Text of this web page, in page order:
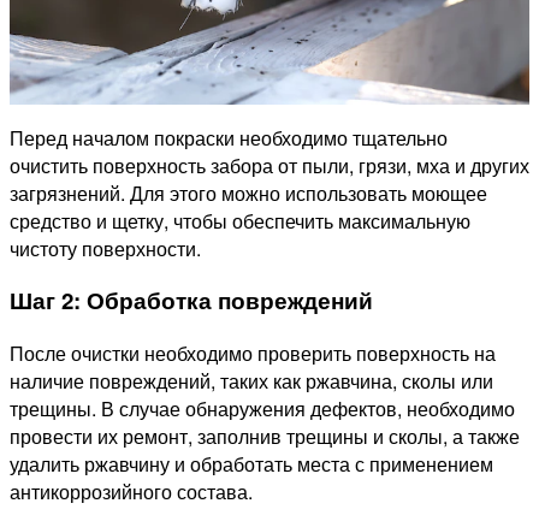
Перед началом покраски необходимо тщательно
очистить поверхность забора от пыли, грязи, мха и других
загрязнений. Для этого можно использовать моющее
средство и щетку, чтобы обеспечить максимальную
чистоту поверхности.
Шаг 2: Обработка повреждений
После очистки необходимо проверить поверхность на
наличие повреждений, таких как ржавчина, сколы или
трещины. В случае обнаружения дефектов, необходимо
провести их ремонт, заполнив трещины и сколы, а также
удалить ржавчину и обработать места с применением
антикоррозийного состава.